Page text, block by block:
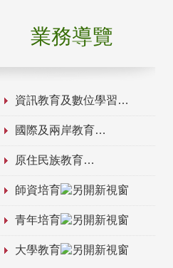
業務導覽
資訊教育及數位學習
國際及兩岸教育
原住民族教育
師資培育
青年培育
大學教育